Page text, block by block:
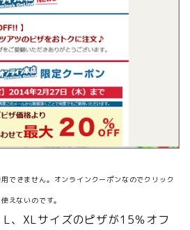
できません。オンラインクーポンなのでクリック
えないのです。
、XLサイズのピザが15％オフ